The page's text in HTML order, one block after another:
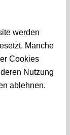
werden
Manche
Cookies
Nutzung
ablehnen.